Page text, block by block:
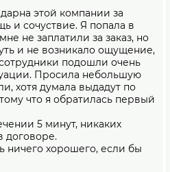
этой компании за
и сочуствие. Я попала в
не заплатили за заказ, но
и не возникало ощущение,
сотрудники подошли очень
Просила небольшую
хотя думала выдадут по
что я обратилась первый
5 минут, никаких
договоре.
ничего хорошего, если бы